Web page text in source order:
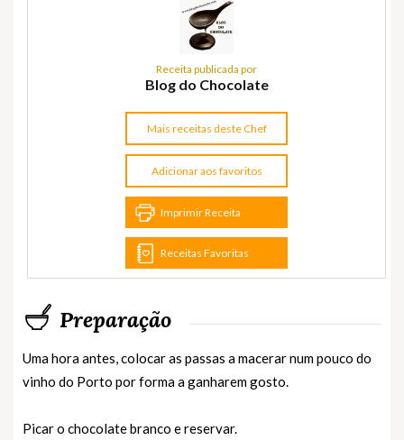
Receita publicada por
Blog do Chocolate
Mais receitas deste Chef
Adicionar aos favoritos
Imprimir Receita
Receitas Favoritas
Preparação
Uma hora antes, colocar as passas a macerar num pouco do
vinho do Porto por forma a ganharem gosto.
Picar o chocolate branco e reservar.